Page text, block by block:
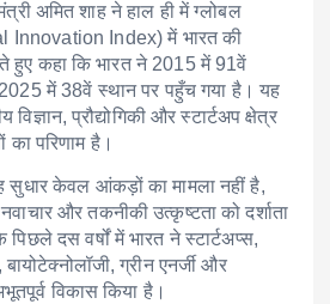
अमित शाह ने हाल ही में ग्लोबल
Innovation Index) में भारत की
हुए कहा कि भारत ने 2015 में 91वें
में 38वें स्थान पर पहुँच गया है। यह
प्रौद्योगिकी और स्टार्टअप क्षेत्र
का परिणाम है।
सुधार केवल आंकड़ों का मामला नहीं है,
और तकनीकी उत्कृष्टता को दर्शाता
दस वर्षों में भारत ने स्टार्टअप्स,
ग्रीन एनर्जी और
विकास किया है।